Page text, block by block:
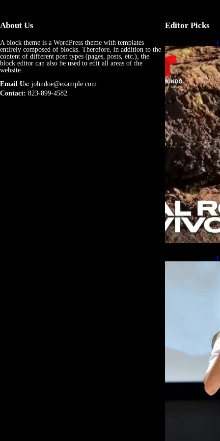
About Us
A block theme is a WordPress theme with templates
entirely composed of blocks. Therefore, in addition to the
content of different post types (pages, posts, etc.), the
block editor can also be used to edit all areas of the
website.
Email Us: johndoe@example.com
Contact: 823-899-4582
Editor Picks